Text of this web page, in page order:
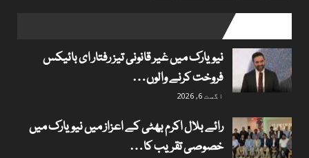
نیویارک میں غیر قانونی تیز رفتار ای بائیکس
فروخت کرنے والوں…
اگست 6, 2026
رائے بلال اکرم بھٹی کے اعزاز میں نیویارک میں
خصوصی تقریب کا…